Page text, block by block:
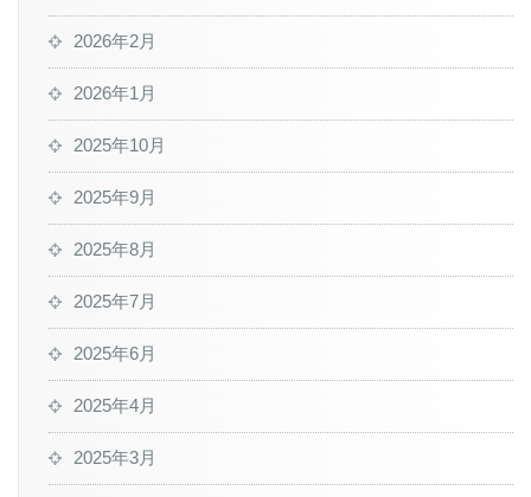
2026年2月
2026年1月
2025年10月
2025年9月
2025年8月
2025年7月
2025年6月
2025年4月
2025年3月